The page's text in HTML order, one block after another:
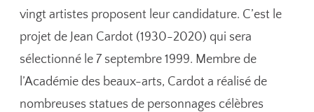
vingt artistes proposent leur candidature. C’est le
projet de Jean Cardot (1930-2020) qui sera
sélectionné le 7 septembre 1999. Membre de
l’Académie des beaux-arts, Cardot a réalisé de
nombreuses statues de personnages célèbres